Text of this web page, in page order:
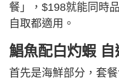
餐」，$198就能同時
自取都適用。
鯧魚配白灼蝦
首先是海鮮部分，套